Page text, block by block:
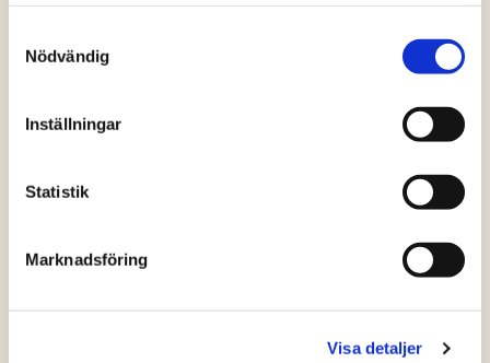
Nödvändig
Inställningar
Statistik
Marknadsföring
Visa detaljer